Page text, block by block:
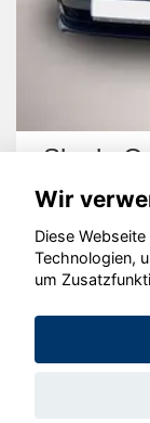
Skoda
©
Wir
Diese
Technologien,
um